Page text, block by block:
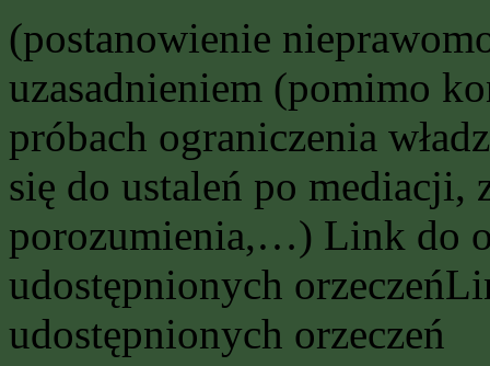
G)
(postanowienie
uzasadnieniem (pomimo
próbach ograniczenia
się do ustaleń po mediacji,
porozumienia,…) Link do
udostępnionych
udostępnionych orzeczeń